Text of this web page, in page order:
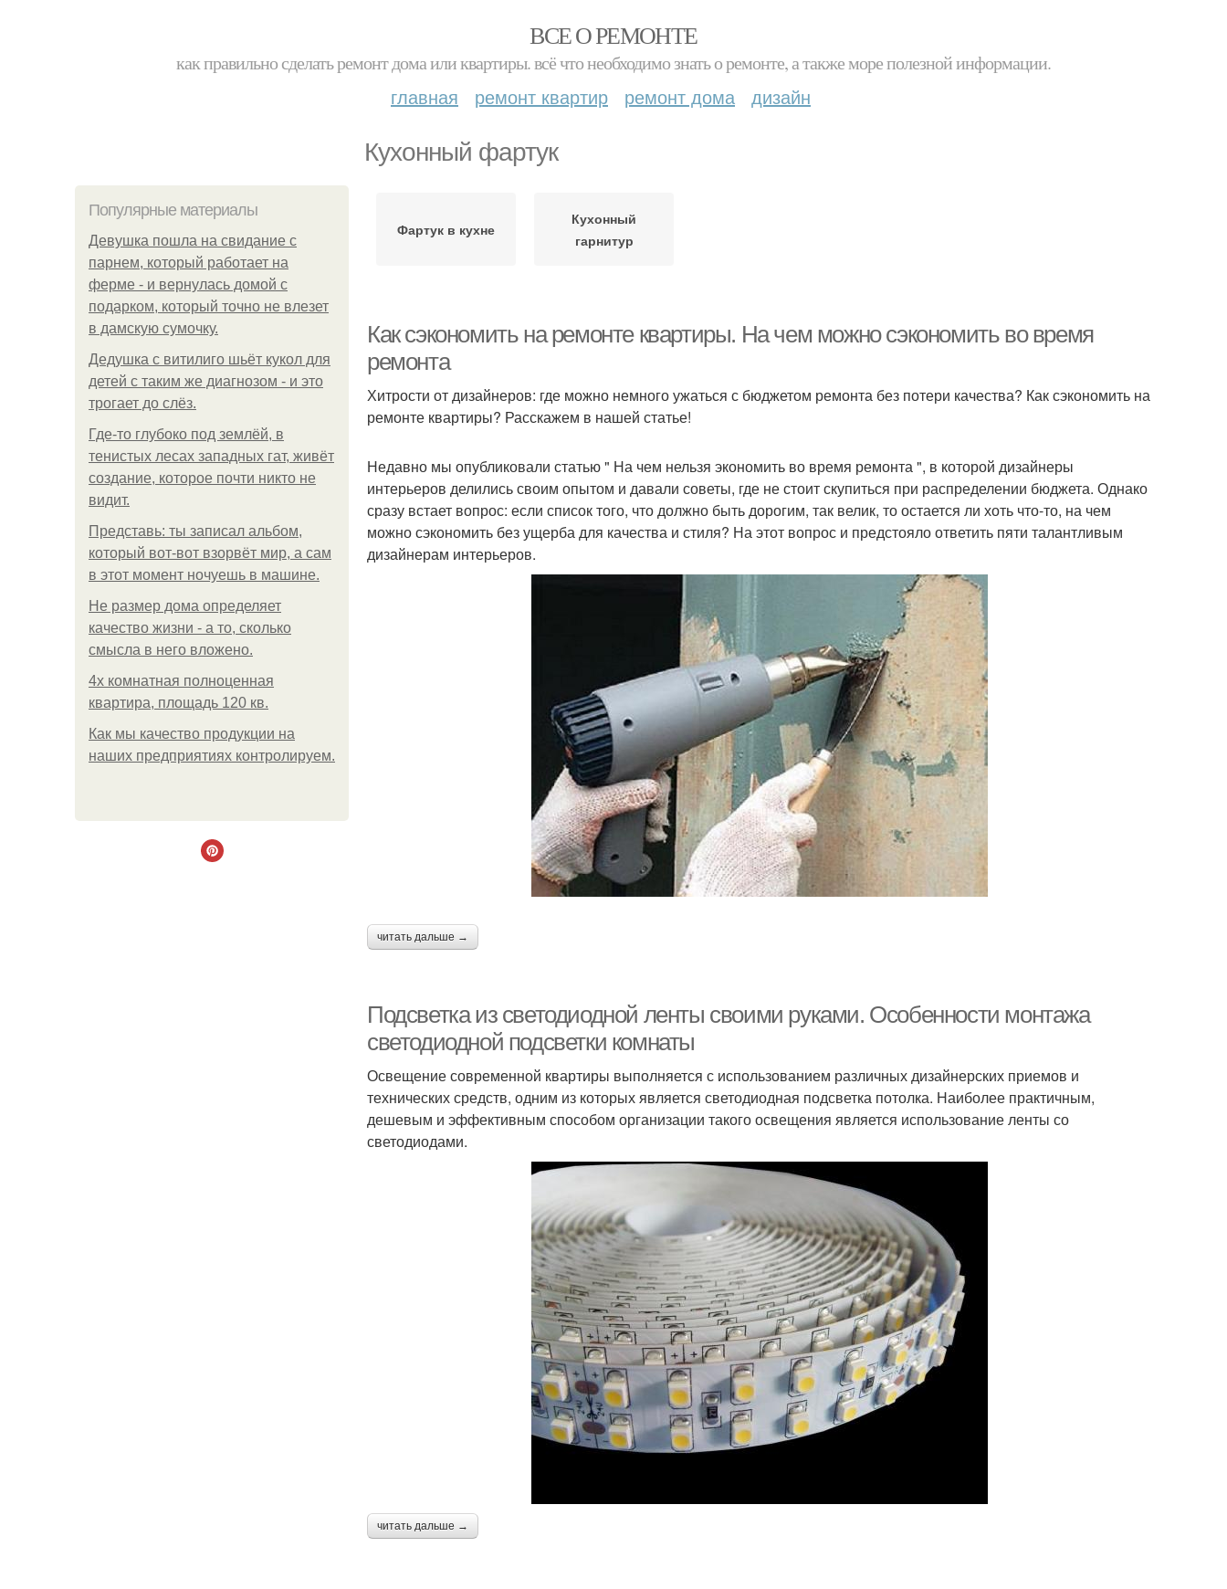
ВСЕ О РЕМОНТЕ
как правильно сделать ремонт дома или квартиры. всё что необходимо знать о ремонте, а также море полезной информации.
главная ремонт квартир ремонт дома дизайн
Кухонный фартук
Популярные материалы
Девушка пошла на свидание с
парнем, который работает на
ферме - и вернулась домой с
подарком, который точно не влезет
в дамскую сумочку.
Дедушка с витилиго шьёт кукол для
детей с таким же диагнозом - и это
трогает до слёз.
Где-то глубоко под землёй, в
тенистых лесах западных гат, живёт
создание, которое почти никто не
видит.
Представь: ты записал альбом,
который вот-вот взорвёт мир, а сам
в этот момент ночуешь в машине.
Не размер дома определяет
качество жизни - а то, сколько
смысла в него вложено.
4x комнатная полноценная
квартира, площадь 120 кв.
Как мы качество продукции на
наших предприятиях контролируем.
Фартук в кухне
Кухонный
гарнитур
Как сэкономить на ремонте квартиры. На чем можно сэкономить во время
ремонта
Хитрости от дизайнеров: где можно немного ужаться с бюджетом ремонта без потери качества? Как сэкономить на
ремонте квартиры? Расскажем в нашей статье!
Недавно мы опубликовали статью " На чем нельзя экономить во время ремонта ", в которой дизайнеры
интерьеров делились своим опытом и давали советы, где не стоит скупиться при распределении бюджета. Однако
сразу встает вопрос: если список того, что должно быть дорогим, так велик, то остается ли хоть что-то, на чем
можно сэкономить без ущерба для качества и стиля? На этот вопрос и предстояло ответить пяти талантливым
дизайнерам интерьеров.
читать дальше →
Подсветка из светодиодной ленты своими руками. Особенности монтажа
светодиодной подсветки комнаты
Освещение современной квартиры выполняется с использованием различных дизайнерских приемов и
технических средств, одним из которых является светодиодная подсветка потолка. Наиболее практичным,
дешевым и эффективным способом организации такого освещения является использование ленты со
светодиодами.
читать дальше →